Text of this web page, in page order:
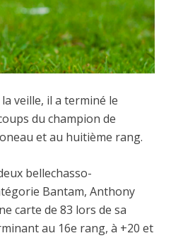
veille, il a terminé le
du champion de
et au huitième rang.
bellechasso-
Bantam, Anthony
carte de 83 lors de sa
au 16e rang, à +20 et